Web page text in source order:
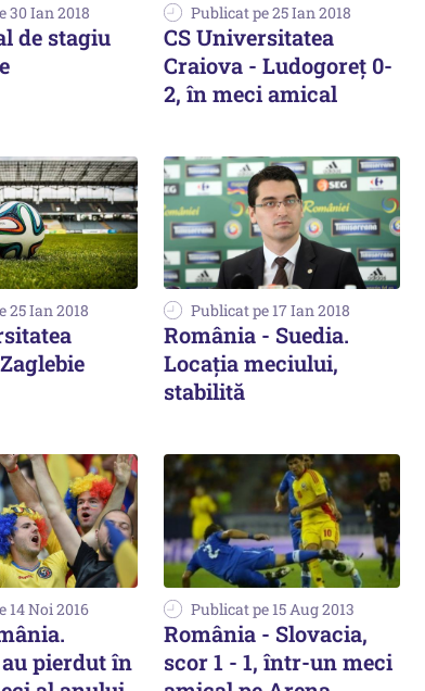
30 Ian 2018
de stagiu
Publicat pe 25 Ian 2018
CS Universitatea
Craiova - Ludogoreţ 0-
2, în meci amical
25 Ian 2018 Publicat pe 17 Ian 2018
România - Suedia.
Locația meciului,
stabilită
14 Noi 2016
pierdut în
Publicat pe 15 Aug 2013
România - Slovacia,
scor 1 - 1, într-un meci